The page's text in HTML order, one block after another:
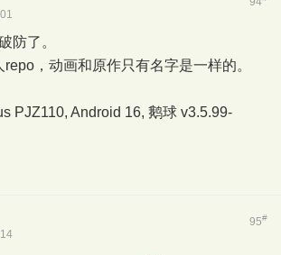
防了。
，动画和原作只有名字是一样的。
PJZ110, Android 16, 鹅球 v3.5.99-
95#